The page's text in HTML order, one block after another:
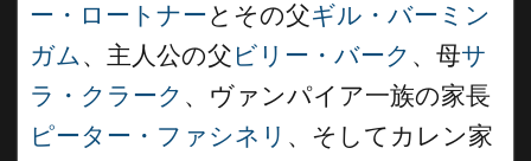
ー・ロートナーとその父ギル・バーミン
ガム、主人公の父 ビリー・バーク 、母サ
ラ・クラーク 、ヴァンパイア一族の家長
ピーター・ファシネリ 、そしてカレン家